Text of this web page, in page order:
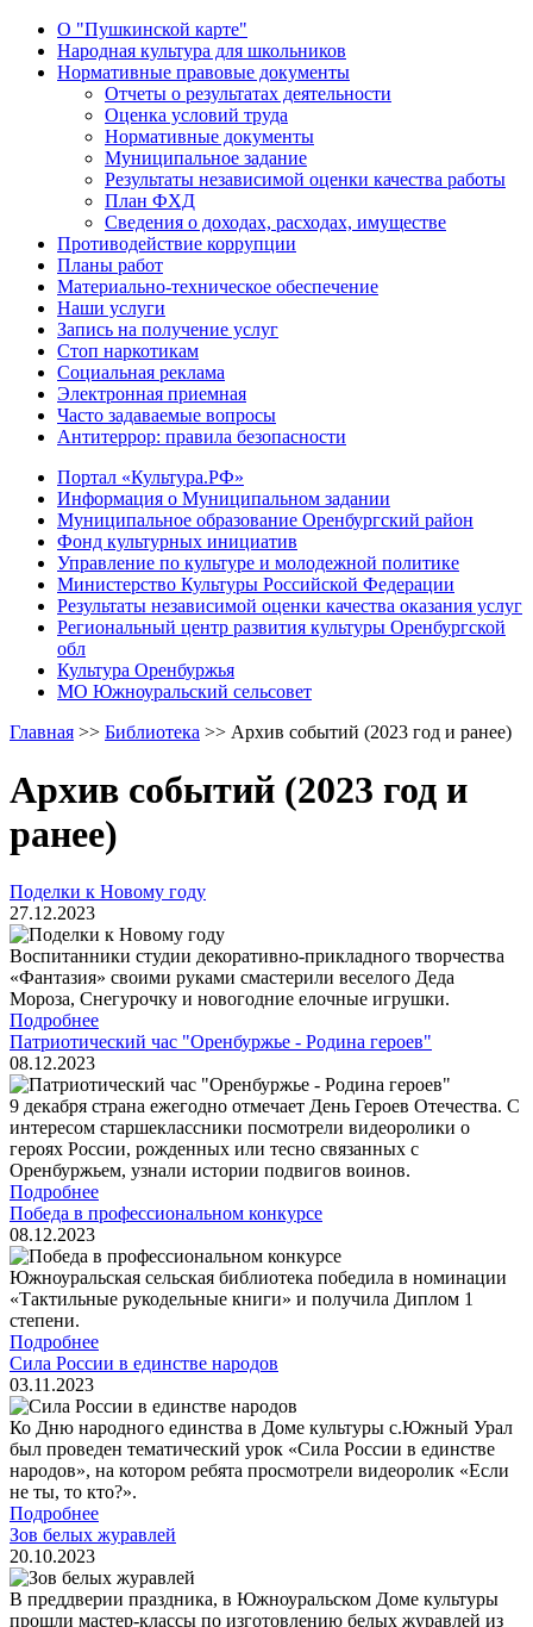
О "Пушкинской карте"
Народная культура для школьников
Нормативные правовые документы
Отчеты о результатах деятельности
Оценка условий труда
Нормативные документы
Муниципальное задание
Результаты независимой оценки качества работы
План ФХД
Сведения о доходах, расходах, имуществе
Противодействие коррупции
Планы работ
Материально-техническое обеспечение
Наши услуги
Запись на получение услуг
Стоп наркотикам
Социальная реклама
Электронная приемная
Часто задаваемые вопросы
Антитеррор: правила безопасности
Портал «Культура.РФ»
Информация о Муниципальном задании
Муниципальное образование Оренбургский район
Фонд культурных инициатив
Управление по культуре и молодежной политике
Министерство Культуры Российской Федерации
Результаты независимой оценки качества оказания услуг
Региональный центр развития культуры Оренбургской
обл
Культура Оренбуржья
МО Южноуральский сельсовет
Главная >> Библиотека >> Архив событий (2023 год и ранее)
Архив событий (2023 год и
ранее)
Поделки к Новому году
27.12.2023
Воспитанники студии декоративно-прикладного творчества
«Фантазия» своими руками смастерили веселого Деда
Мороза, Снегурочку и новогодние елочные игрушки.
Подробнее
Патриотический час "Оренбуржье - Родина героев"
08.12.2023
9 декабря страна ежегодно отмечает День Героев Отечества. С
интересом старшеклассники посмотрели видеоролики о
героях России, рожденных или тесно связанных с
Оренбуржьем, узнали истории подвигов воинов.
Подробнее
Победа в профессиональном конкурсе
08.12.2023
Южноуральская сельская библиотека победила в номинации
«Тактильные рукодельные книги» и получила Диплом 1
степени.
Подробнее
Сила России в единстве народов
03.11.2023
Ко Дню народного единства в Доме культуры с.Южный Урал
был проведен тематический урок «Сила России в единстве
народов», на котором ребята просмотрели видеоролик «Если
не ты, то кто?».
Подробнее
Зов белых журавлей
20.10.2023
В преддверии праздника, в Южноуральском Доме культуры
прошли мастер-классы по изготовлению белых журавлей из